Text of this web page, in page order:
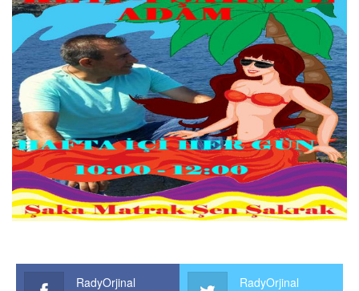
RadyOrjinal RadyOrjinal